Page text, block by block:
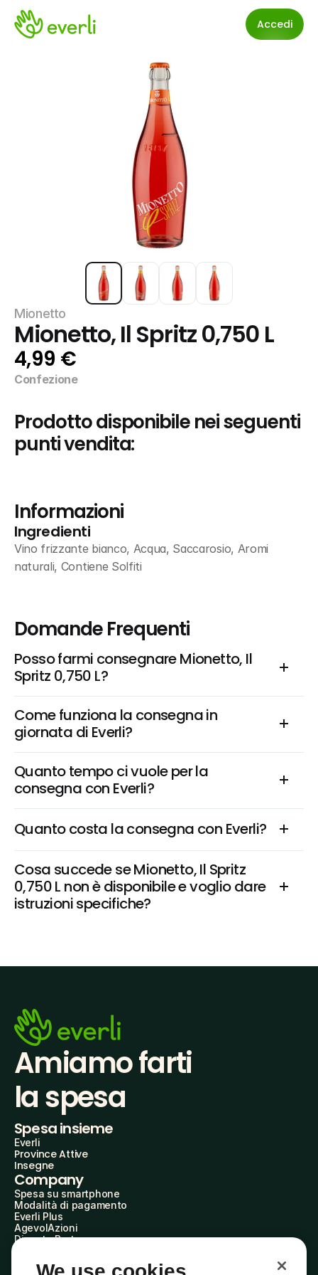
Accedi
Mionetto
Mionetto, Il Spritz 0,750 L
4,99 €
Confezione
Prodotto disponibile nei seguenti
punti vendita:
Informazioni
Ingredienti
Vino frizzante bianco, Acqua, Saccarosio, Aromi
naturali, Contiene Solfiti
Domande Frequenti
Posso farmi consegnare Mionetto, Il
Spritz 0,750 L?
Come funziona la consegna in
giornata di Everli?
Quanto tempo ci vuole per la
consegna con Everli?
Quanto costa la consegna con Everli?
Cosa succede se Mionetto, Il Spritz
0,750 L non è disponibile e voglio dare
istruzioni specifiche?
Amiamo farti
la spesa
Spesa insieme
Everli
Province Attive
Insegne
Company
Spesa su smartphone
Modalità di pagamento
Everli Plus
AgevolAzioni
Diventa Partner
Everli Shoppers